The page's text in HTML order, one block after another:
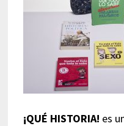
¡QUÉ HISTORIA! es